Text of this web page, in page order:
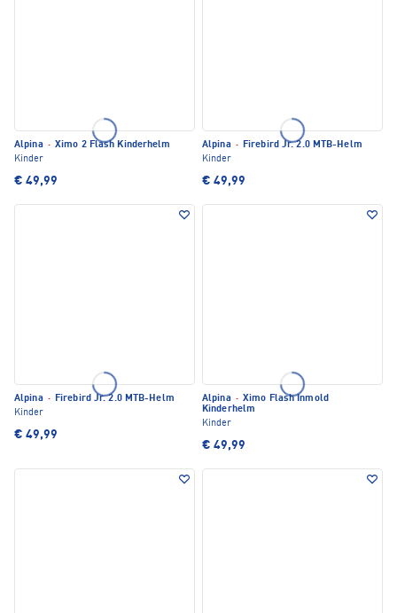
Alpina · Ximo 2 Flash Kinderhelm
Kinder
€ 49,99
Alpina · Firebird Jr. 2.0 MTB-Helm
Kinder
€ 49,99
Alpina · Firebird Jr. 2.0 MTB-Helm
Kinder
€ 49,99
Alpina · Ximo Flash Inmold
Kinderhelm
Kinder
€ 49,99